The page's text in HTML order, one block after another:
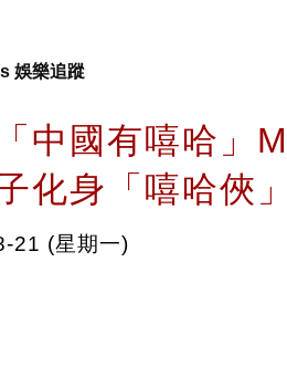
娛樂追蹤
中國有嘻哈」
化身「嘻哈俠
21 (星期一)